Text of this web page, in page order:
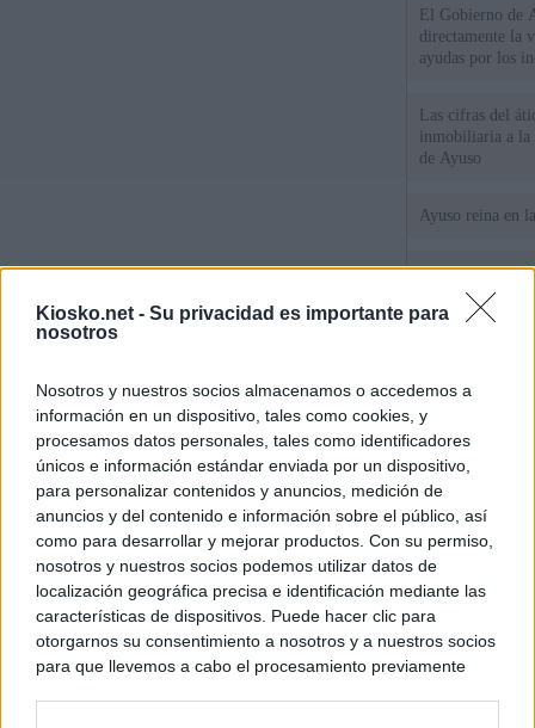
Kiosko.net - Su privacidad es importante para
nosotros
Nosotros y nuestros socios almacenamos o accedemos a
información en un dispositivo, tales como cookies, y
procesamos datos personales, tales como identificadores
únicos e información estándar enviada por un dispositivo,
para personalizar contenidos y anuncios, medición de
anuncios y del contenido e información sobre el público, así
como para desarrollar y mejorar productos. Con su permiso,
nosotros y nuestros socios podemos utilizar datos de
localización geográfica precisa e identificación mediante las
características de dispositivos. Puede hacer clic para
otorgarnos su consentimiento a nosotros y a nuestros socios
para que llevemos a cabo el procesamiento previamente
El Gobierno de
directamente la
ayudas por los
Las cifras del
inmobiliaria a la
de Ayuso
Ayuso reina en
El juez propone
la filtración de
jefa" Ayuso
WhatsApp,
un nuevo cruce
15 de agosto
© Kiosko.net Aviso Legal Privacidad y Cookies